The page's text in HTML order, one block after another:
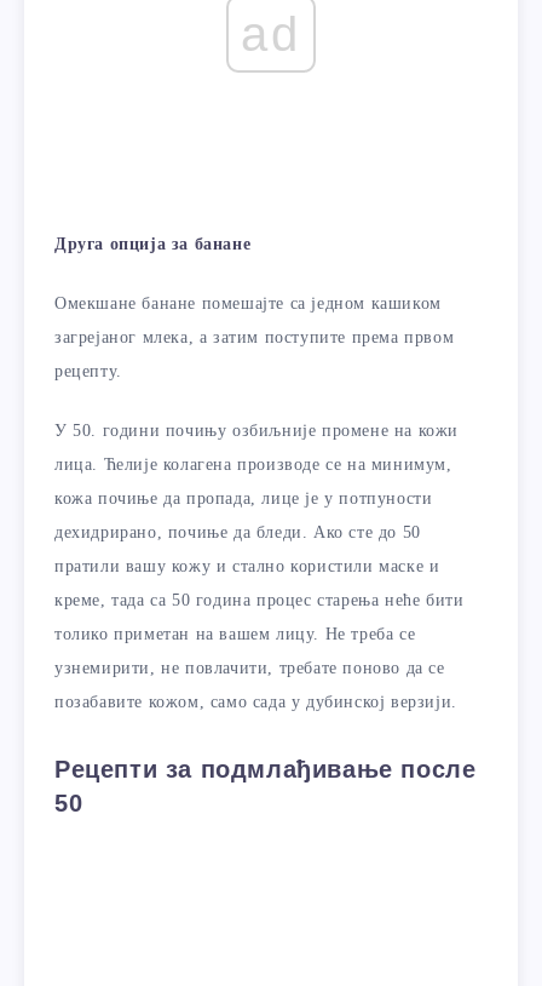
ad
Друга опција за банане
Омекшане банане помешајте са једном кашиком
загрејаног млека, а затим поступите према првом
рецепту.
У 50. години почињу озбиљније промене на кожи
лица. Ћелије колагена производе се на минимум,
кожа почиње да пропада, лице је у потпуности
дехидрирано, почиње да бледи. Ако сте до 50
пратили вашу кожу и стално користили маске и
креме, тада са 50 година процес старења неће бити
толико приметан на вашем лицу. Не треба се
узнемирити, не повлачити, требате поново да се
позабавите кожом, само сада у дубинској верзији.
Рецепти за подмлађивање после
50